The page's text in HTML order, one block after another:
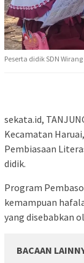
Peserta didik SDN
sekata.id,
Kecamatan
Pembiasaan
didik.
Program
kemampuan
yang disebabkan
BACAAN